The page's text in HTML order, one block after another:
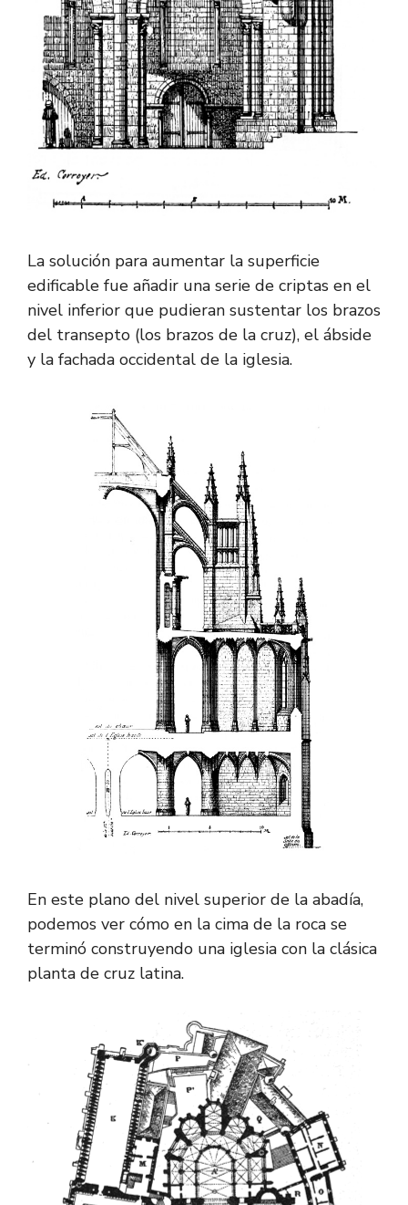
La solución para aumentar la superficie
edificable fue añadir una serie de criptas en el
nivel inferior que pudieran sustentar los brazos
del transepto (los brazos de la cruz), el ábside
y la fachada occidental de la iglesia.
En este plano del nivel superior de la abadía,
podemos ver cómo en la cima de la roca se
terminó construyendo una iglesia con la clásica
planta de cruz latina.